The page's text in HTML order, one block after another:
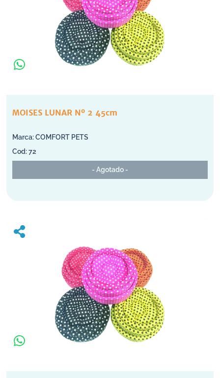
MOISES LUNAR Nº 2 45cm
COMFORT PETS
72
- Agotado -